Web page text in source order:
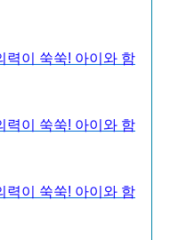
력이 쑥쑥! 아이와 함
력이 쑥쑥! 아이와 함
력이 쑥쑥! 아이와 함